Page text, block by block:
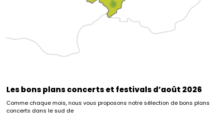
Les bons plans concerts et festivals d’août 2026
Comme chaque mois, nous vous proposons notre sélection de bons plans
concerts dans le sud de